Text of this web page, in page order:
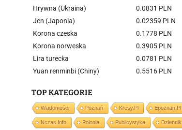
Hrywna (Ukraina)
0.0831 PLN
Jen (Japonia)
0.02359 PLN
Korona czeska
0.1778 PLN
Korona norweska
0.3905 PLN
Lira turecka
0.0781 PLN
Yuan renminbi (Chiny)
0.5516 PLN
TOP KATEGORIE
Wiadomości Poznań Kresy.pl Epoznan.pl
Nczas.info Polonia Publicystyka